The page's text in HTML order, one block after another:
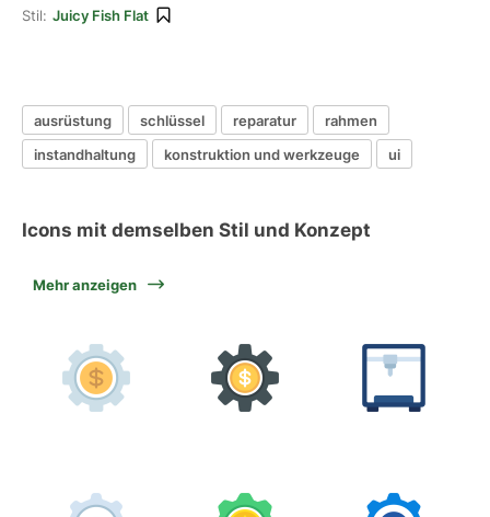
Stil: Juicy Fish Flat
ausrüstung schlüssel reparatur
rahmen
instandhaltung
konstruktion und werkzeuge ui
Icons mit demselben Stil und Konzept
Mehr anzeigen